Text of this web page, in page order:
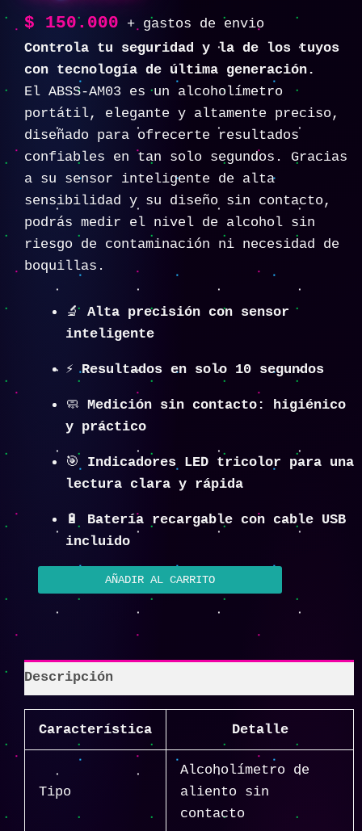
$ 150.000
+ gastos de envio
Controla tu seguridad y la de los tuyos
con tecnología de última generación.
El ABSS-AM03 es un alcoholímetro
portátil, elegante y altamente preciso,
diseñado para ofrecerte resultados
confiables en tan solo segundos. Gracias
a su sensor inteligente de alta
sensibilidad y su diseño sin contacto,
podrás medir el nivel de alcohol sin
riesgo de contaminación ni necesidad de
boquillas.
🔬 Alta precisión con sensor
inteligente
⚡Resultados en solo 10 segundos
🧼 Medición sin contacto: higiénico
y práctico
🎯 Indicadores LED tricolor para una
lectura clara y rápida
🔋 Batería recargable con cable USB
incluido
AÑADIR AL CARRITO
Descripción
Característica Detalle
Tipo
Alcoholímetro de
aliento sin
contacto